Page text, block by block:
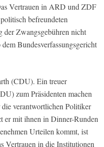
Vertrauen in ARD und ZDF
befreundeten
der Zwangsgebühren nicht
Bundesverfassungsgericht
(CDU). Ein treuer
zum Präsidenten machen
verantwortlichen Politiker
er mit ihnen in Dinner-Runden
Urteilen kommt, ist
Vertrauen in die Institutionen